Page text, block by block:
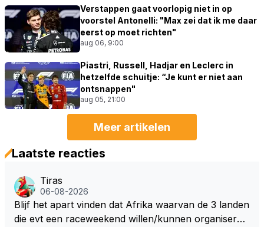
Verstappen gaat voorlopig niet in op
voorstel Antonelli: "Max zei dat ik me daar
eerst op moet richten"
aug 06, 9:00
Piastri, Russell, Hadjar en Leclerc in
hetzelfde schuitje: “Je kunt er niet aan
ontsnappen"
aug 05, 21:00
Meer artikelen
Laatste reacties
Tiras
06-08-2026
Blijf het apart vinden dat Afrika waarvan de 3 landen
die evt een raceweekend willen/kunnen organiseren